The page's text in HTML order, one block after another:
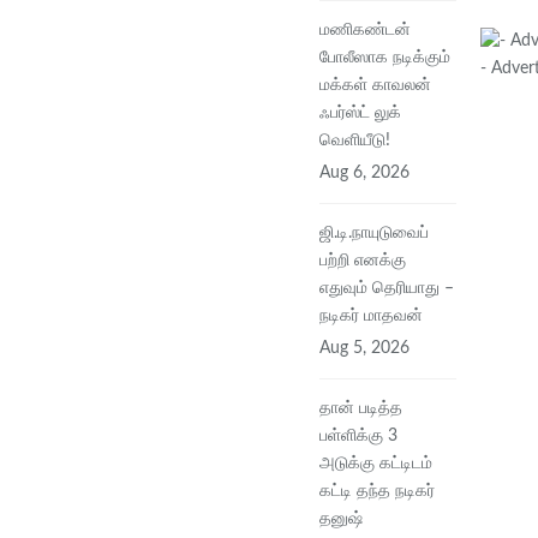
மணிகண்டன்
போலீஸாக நடிக்கும்
மக்கள் காவலன்
ஃபர்ஸ்ட் லுக்
வெளியீடு!
Aug 6, 2026
ஜி.டி.நாயுடுவைப்
பற்றி எனக்கு
எதுவும் தெரியாது –
நடிகர் மாதவன்
Aug 5, 2026
தான் படித்த
பள்ளிக்கு 3
அடுக்கு கட்டிடம்
கட்டி தந்த நடிகர்
தனுஷ்
-